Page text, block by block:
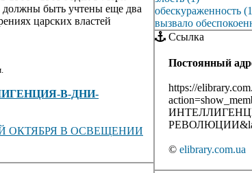
должны быть учтены еще два
царских властей
В-ДНИ-
ОКТЯБРЯ В ОСВЕЩЕНИИ
обескураженность
вызвало
Ссылка
Постоянный
https://
© elibrary.com.ua